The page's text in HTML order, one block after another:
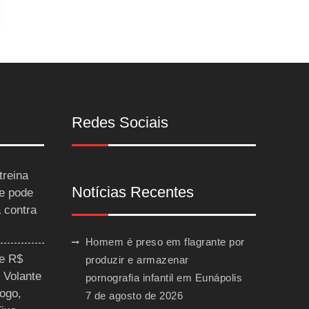
pode
contra
R$
Redes Sociais
Notícias Recentes
Homem é preso em flagrante por
produzir e armazenar
pornografia infantil em Eunápolis
7 de agosto de 2026